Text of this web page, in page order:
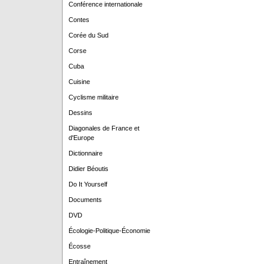
Conférence internationale
Contes
Corée du Sud
Corse
Cuba
Cuisine
Cyclisme militaire
Dessins
Diagonales de France et
d'Europe
Dictionnaire
Didier Béoutis
Do It Yourself
Documents
DVD
Écologie-Politique-Économie
Écosse
Entraînement